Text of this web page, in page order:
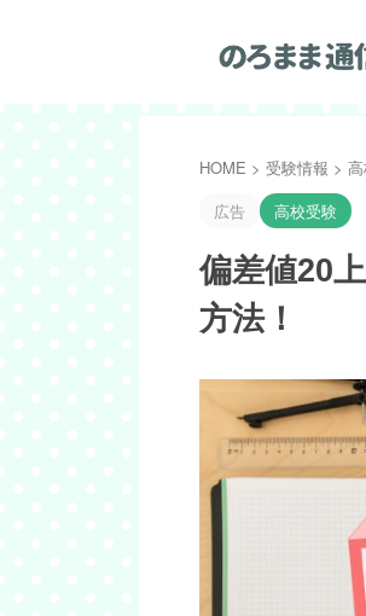
HOME > 受験情報 >
広告
高校受験
偏差値20
方法！